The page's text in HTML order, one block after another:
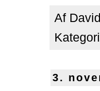
Af
3.